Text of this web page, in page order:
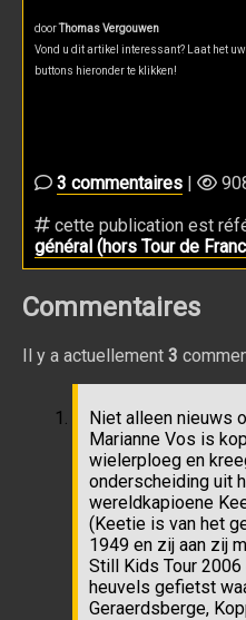
doorThomas Vergouwen
Vond u dit artikel interessant? Laat het
buttons hieronder te klikken!
3 commentaires |
cette publication est
général (hors Tour de
Commentaires
Il y a actuellement 3
Niet alleen nieuws
Marianne Vos is
wielerploeg en
onderscheiding uit
wereldkapioene
(Keetie is van het
1949 en zij aan zij
Still Kids Tour 2006
heuvels gefietst
Geraerdsberge,